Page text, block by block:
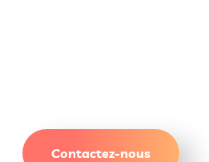
Contactez-nous